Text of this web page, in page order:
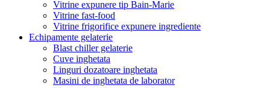
Vitrine expunere tip Bain-Marie
Vitrine fast-food
Vitrine frigorifice expunere ingrediente
Echipamente gelaterie
Blast chiller gelaterie
Cuve inghetata
Linguri dozatoare inghetata
Masini de inghetata de laborator